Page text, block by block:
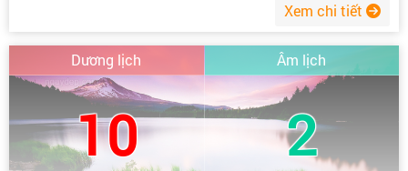
Xem chi tiết
Dương lịch
10
Âm lịch
2